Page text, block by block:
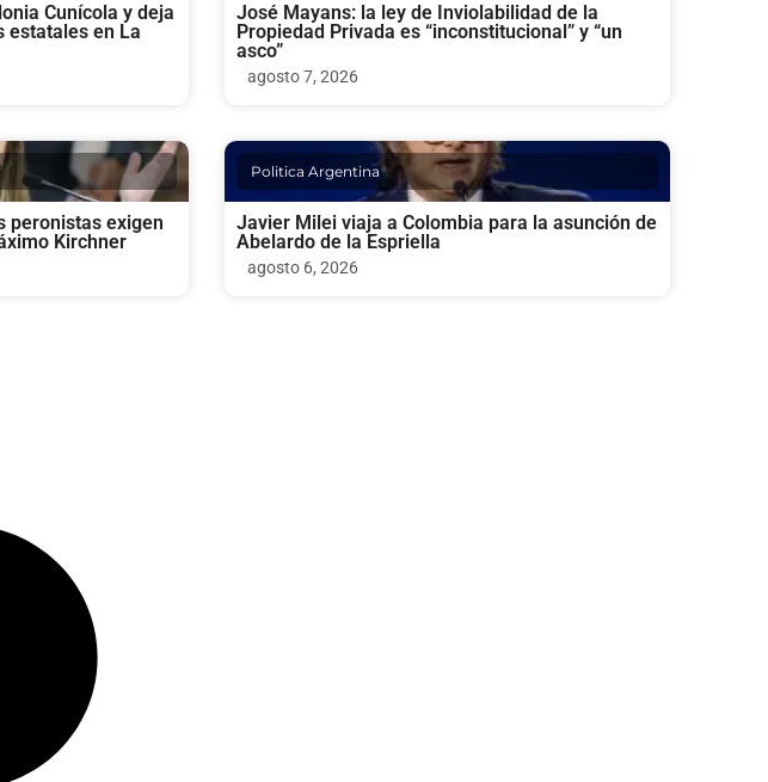
Cunícola y deja
estatales en La
José Mayans: la ley de Inviolabilidad de la
Propiedad Privada es “inconstitucional” y “un
asco”
agosto 7, 2026
peronistas exigen
Kirchner
Politica Argentina
Javier Milei viaja a Colombia para la asunción de
Abelardo de la Espriella
agosto 6, 2026